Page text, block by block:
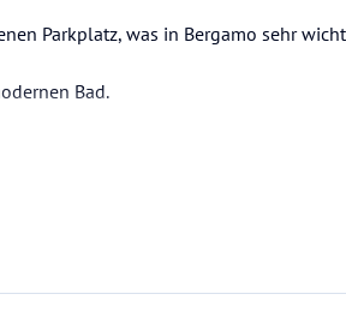
Parkplatz, was in Bergamo sehr
Bad.